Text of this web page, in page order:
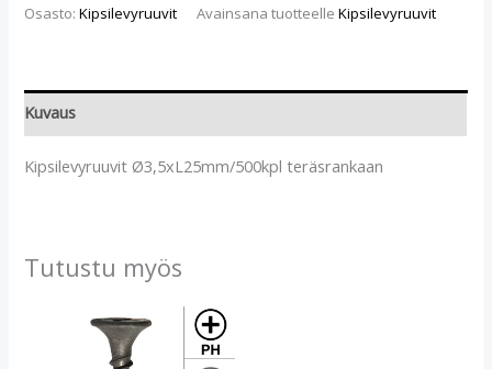
Osasto:Kipsilevyruuvit Avainsana tuotteelleKipsilevyruuvit
Kuvaus
Kipsilevyruuvit Ø3,5xL25mm/500kpl teräsrankaan
Tutustu myös